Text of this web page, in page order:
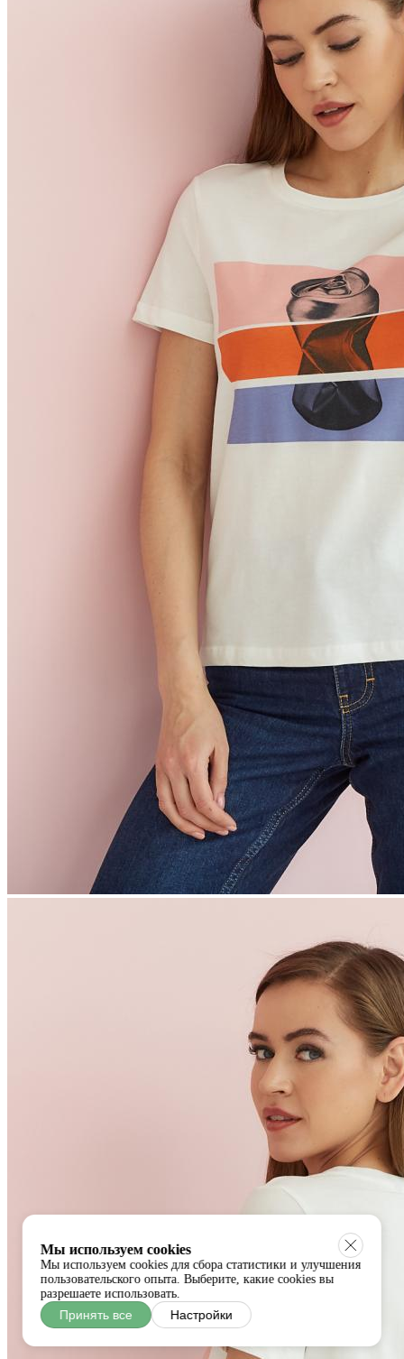
Мы используем cookies
Мы используем cookies для сбора статистики и улучшения
пользовательского опыта. Выберите, какие cookies вы
разрешаете использовать.
Принять все Настройки